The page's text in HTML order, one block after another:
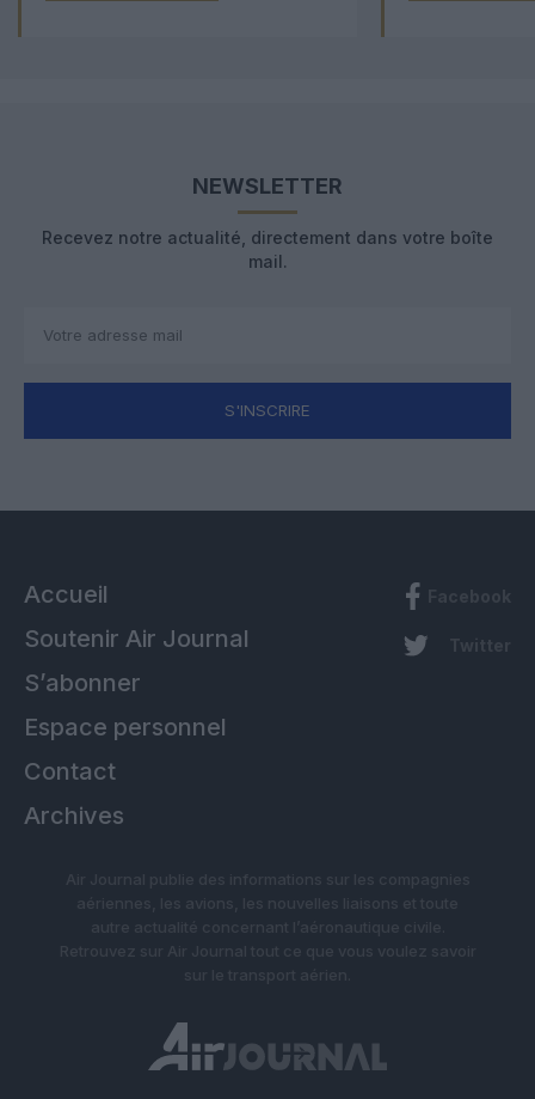
NEWSLETTER
Recevez notre actualité, directement dans votre boîte
mail.
S'INSCRIRE
Accueil
Soutenir Air Journal
S’abonner
Espace personnel
Contact
Archives